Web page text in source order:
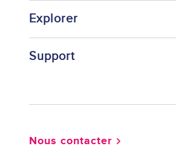
Explorer
Support
Nous contacter